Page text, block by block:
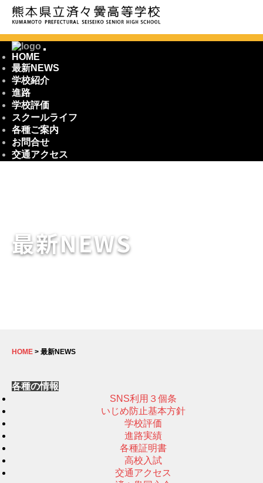
HOME
最新NEWS
学校紹介
進路
学校評価
スクールライフ
各種ご案内
お問合せ
交通アクセス
最新NEWS
HOME > 最新NEWS
各種の情報
SNS利用３個条
いじめ防止基本方針
学校評価
進路実績
各種証明書
高校入試
交通アクセス